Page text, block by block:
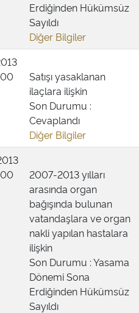
Erdiğinden Hükümsüz
Sayıldı
Diğer Bilgiler
Satışı yasaklanan
ilaçlara ilişkin
Son Durumu :
Cevaplandı
Diğer Bilgiler
2007-2013 yılları
arasında organ
bağışında bulunan
vatandaşlara ve organ
nakli yapılan hastalara
ilişkin
Son Durumu : Yasama
Dönemi Sona
Erdiğinden Hükümsüz
Sayıldı